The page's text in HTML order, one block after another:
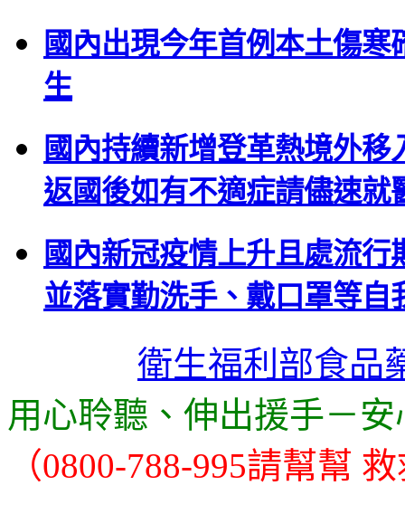
國內出現今年首例本土傷
生
國內持續新增登革熱境外
返國後如有不適症請儘速就
國內新冠疫情上升且處流
並落實勤洗手、戴口罩等自
衛生福利部食品
用心聆聽、伸出援手－
（0800-788-995請幫幫